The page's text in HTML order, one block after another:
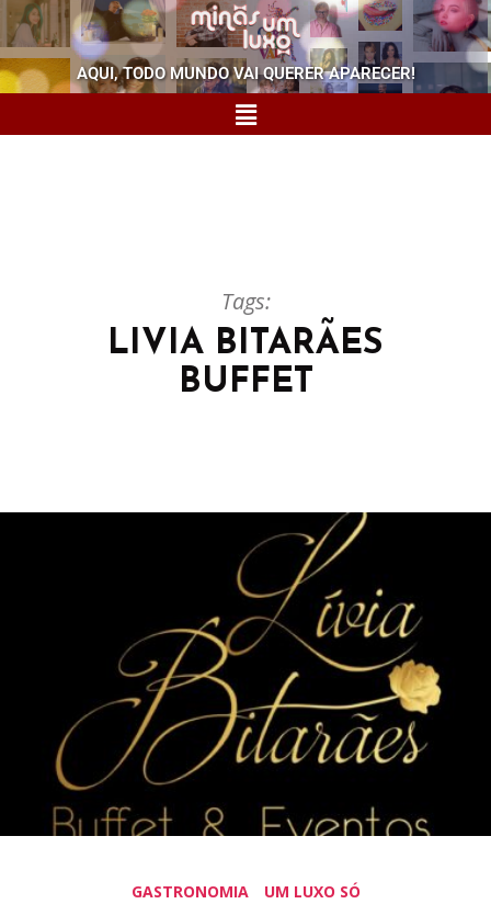
AQUI, TODO MUNDO VAI QUERER APARECER!
Tags:
LIVIA BITARÃES
BUFFET
GASTRONOMIA UM LUXO SÓ